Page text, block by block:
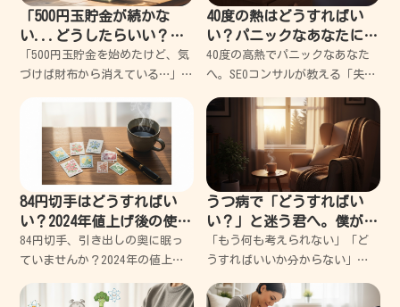
入
「500円玉貯金が続かな
い...どうしたらいい？」
挫折だらけの私でも10万円
貯めた3つのコツ
「500円玉貯金を始めたけど、気
づけば財布から消えている…」そ
私も、過去に何度も挫折しては
「自分には根性がないんだ」と
落ち込んできた一人です。で
も、あるとき視点を変えただけ
40度の熱はどうすればい
い？パニックなあなたに寄
り添う、失敗しない緊急対
処ガイド
40度の高熱でパニックなあなた
へ。SEOコンサルが教える「失敗
「40.0」という数字が出た瞬
間、頭が真っ白になって心臓が
バクバクしますよね。 私も過去
に一人暮らしで
84円切手はどうすればい
い？2024年値上げ後の使い
道を失敗から学ぶ解決ガイ
ド
84円切手、引き出しの奥に眠っ
ていませんか？2024年の値上げ
になりますよね。でも大丈夫、
うつ病で「どうすればい
い？」と迷う君へ。僕が失
敗から学んだ心の休ませ方
「もう何も考えられない」「ど
うすればいいか分からない」
るあなたへ。今のあなたは、決